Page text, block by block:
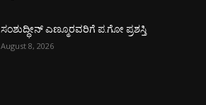
ಸಂಶುದ್ಧೀನ್ ಎಣ್ಮೂರವರಿಗೆ ಪ.ಗೋ ಪ್ರಶಸ್ತಿ
August 8, 2026